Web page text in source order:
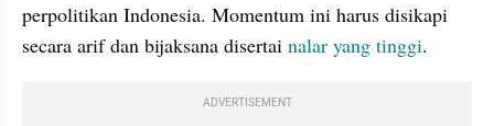
perpolitikan Indonesia. Momentum ini harus disikapi
secara arif dan bijaksana disertai nalar yang tinggi.
ADVERTISEMENT